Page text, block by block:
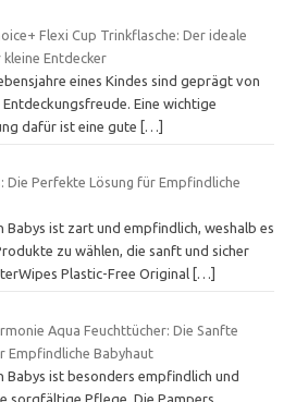
Flexi Cup Trinkflasche: Der ideale
Entdecker
eines Kindes sind geprägt von
Eine wichtige
dafür ist eine gute […]
Die Perfekte Lösung für Empfindliche
Babys ist zart und empfindlich, weshalb es
zu wählen, die sanft und sicher
Plastic-Free Original […]
Aqua Feuchttücher: Die Sanfte
Empfindliche Babyhaut
Babys ist besonders empfindlich und
sorgfältige Pflege. Die Pampers